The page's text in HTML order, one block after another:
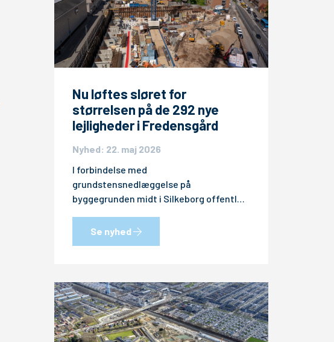
Nu løftes sløret for
størrelsen på de 292 nye
lejligheder i Fredensgård
Nyhed: 22. maj 2026
I forbindelse med
grundstensnedlæggelse på
byggegrunden midt i Silkeborg offentl…
Se nyhed